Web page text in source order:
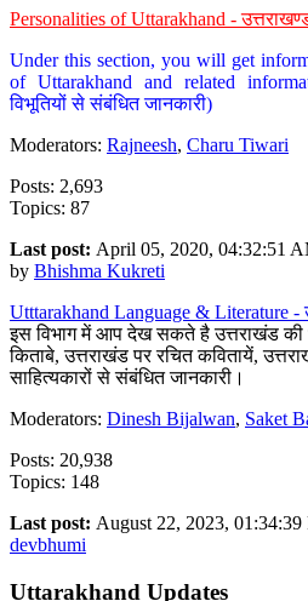
Personalities of Uttarakhand -
Under this section, you will get
of Uttarakhand and related
विभूतियों से संबंधित जानकारी)
Moderators: Rajneesh, Charu Tiwari
Posts: 2,693
Topics: 87
Last post: April 05, 2020, 04:32:51
by Bhishma Kukreti
Utttarakhand Language & Literature -
इस विभाग में आप देख सकते है उत्तराखंड की
किताबे, उत्तराखंड पर रचित कवितायें,
साहित्यकारों से संबंधित जानकारी।
Moderators: Dinesh Bijalwan, Saket
Posts: 20,938
Topics: 148
Last post: August 22, 2023,
devbhumi
Uttarakhand Updates